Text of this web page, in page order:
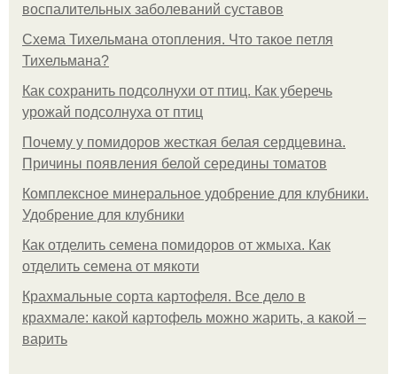
воспалительных заболеваний суставов
Схема Тихельмана отопления. Что такое петля
Тихельмана?
Как сохранить подсолнухи от птиц. Как уберечь
урожай подсолнуха от птиц
Почему у помидоров жесткая белая сердцевина.
Причины появления белой середины томатов
Комплексное минеральное удобрение для клубники.
Удобрение для клубники
Как отделить семена помидоров от жмыха. Как
отделить семена от мякоти
Крахмальные сорта картофеля. Все дело в
крахмале: какой картофель можно жарить, а какой –
варить